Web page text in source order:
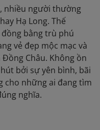
nhiều người thường
Hạ Long. Thế
bằng trù phú
vẻ đẹp mộc mạc và
Châu. Không ồn
bởi sự yên bình, bãi
cho những ai đang tìm
nghĩa.